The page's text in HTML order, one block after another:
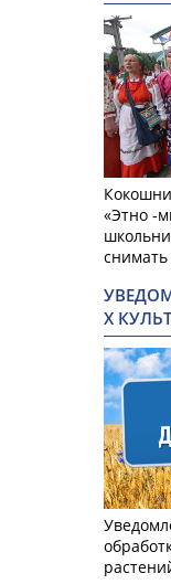
«Этно -
снимать
Х